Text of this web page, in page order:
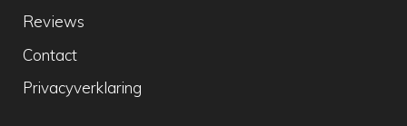
Reviews
Contact
Privacyverklaring